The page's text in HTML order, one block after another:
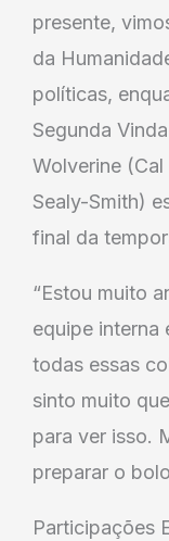
presente,
da
políticas,
Segunda
Wolverine
Sealy-Smith)
final da
“Estou muito
equipe interna
todas essas
sinto muito
para ver isso.
preparar o
Participações